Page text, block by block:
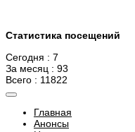
Статистика посещений
Сегодня : 7
За месяц : 93
Всего : 11822
Главная
Анонсы